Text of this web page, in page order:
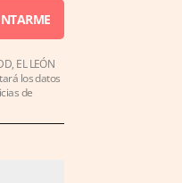
EL LEÓN
los datos
de